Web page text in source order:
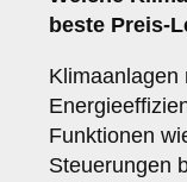
beste Preis-
Klimaanlagen
Funktionen
Steuerungen